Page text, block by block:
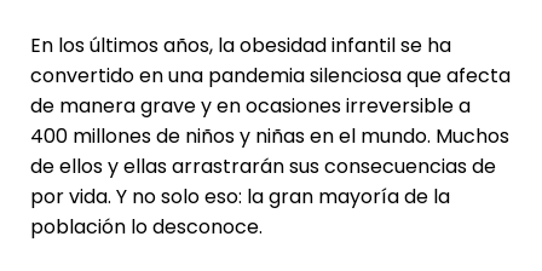
En los últimos años, la obesidad infantil se ha
convertido en una pandemia silenciosa que afecta
de manera grave y en ocasiones irreversible a
400 millones de niños y niñas en el mundo. Muchos
de ellos y ellas arrastrarán sus consecuencias de
por vida. Y no solo eso: la gran mayoría de la
población lo desconoce.